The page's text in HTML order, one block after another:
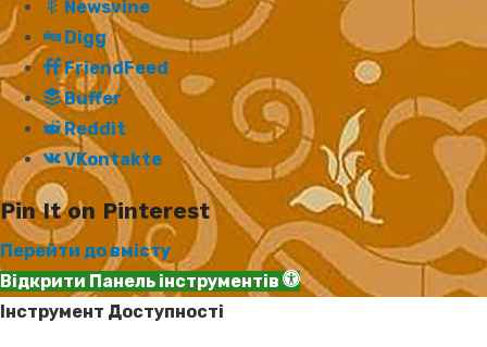
Newsvine
Digg
FriendFeed
Buffer
Reddit
VKontakte
Pin It on Pinterest
Перейти до вмісту
Відкрити Панель інструментів
Інструмент Доступності